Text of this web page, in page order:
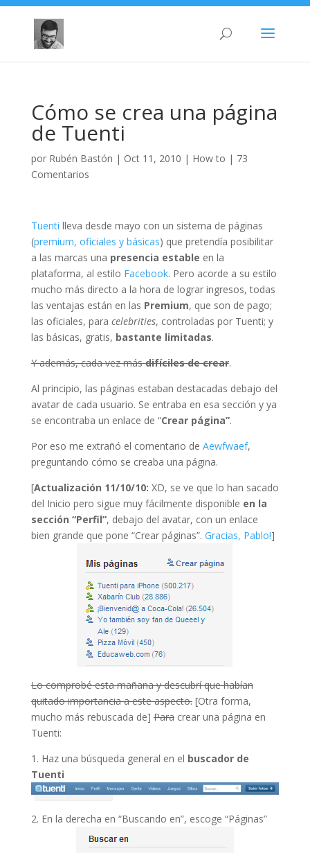
Cómo se crea una página
de Tuenti
por Rubén Bastón | Oct 11, 2010 | How to | 73
Comentarios
Tuenti lleva desde mayo con un sistema de páginas
(premium, oficiales y básicas) que pretendía posibilitar
a las marcas una presencia estable en la
plataforma, al estilo Facebook. Pero acorde a su estilo
mucho más directo a la hora de lograr ingresos, todas
las ventajas están en las Premium, que son de pago;
las oficiales, para celebrities, controladas por Tuenti; y
las básicas, gratis, bastante limitadas.
Y además, cada vez másdifíciles de crear.
Al principio, las páginas estaban destacadas debajo del
avatar de cada usuario. Se entraba en esa sección y ya
se encontraba un enlace de “Crear página”.
Por eso me extrañó el comentario de Aewfwaef,
preguntando cómo se creaba una página.
[Actualización 11/10/10: XD, se ve que lo han sacado
del Inicio pero sigue muy fácilmente disponible en la
sección “Perfil”, debajo del avatar, con un enlace
bien grande que pone “Crear páginas”. Gracias, Pablo!]
Lo comprobé esta mañana y descubrí que habían
quitado importancia a este aspecto.[Otra forma,
mucho más rebuscada de]Paracrear una página en
Tuenti:
1. Haz una búsqueda general en el buscador de
Tuenti
2. En la derecha en “Buscando en”, escoge “Páginas”